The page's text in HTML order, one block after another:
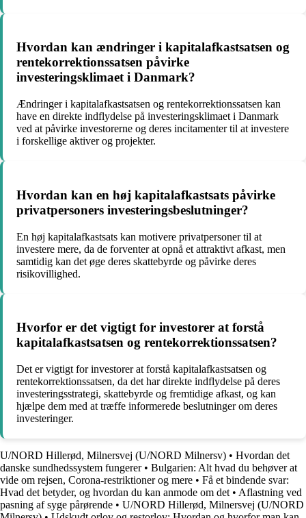
Hvordan kan ændringer i kapitalafkastsatsen og
rentekorrektionssatsen påvirke
investeringsklimaet i Danmark?
Ændringer i kapitalafkastsatsen og rentekorrektionssatsen kan
have en direkte indflydelse på investeringsklimaet i Danmark
ved at påvirke investorerne og deres incitamenter til at investere
i forskellige aktiver og projekter.
Hvordan kan en høj kapitalafkastsats påvirke
privatpersoners investeringsbeslutninger?
En høj kapitalafkastsats kan motivere privatpersoner til at
investere mere, da de forventer at opnå et attraktivt afkast, men
samtidig kan det øge deres skattebyrde og påvirke deres
risikovillighed.
Hvorfor er det vigtigt for investorer at forstå
kapitalafkastsatsen og rentekorrektionssatsen?
Det er vigtigt for investorer at forstå kapitalafkastsatsen og
rentekorrektionssatsen, da det har direkte indflydelse på deres
investeringsstrategi, skattebyrde og fremtidige afkast, og kan
hjælpe dem med at træffe informerede beslutninger om deres
investeringer.
U/NORD Hillerød, Milnersvej (U/NORD Milnersv) • Hvordan det
danske sundhedssystem fungerer • Bulgarien: Alt hvad du behøver at
vide om rejsen, Corona-restriktioner og mere • Få et bindende svar:
Hvad det betyder, og hvordan du kan anmode om det • Aflastning ved
pasning af syge pårørende • U/NORD Hillerød, Milnersvej (U/NORD